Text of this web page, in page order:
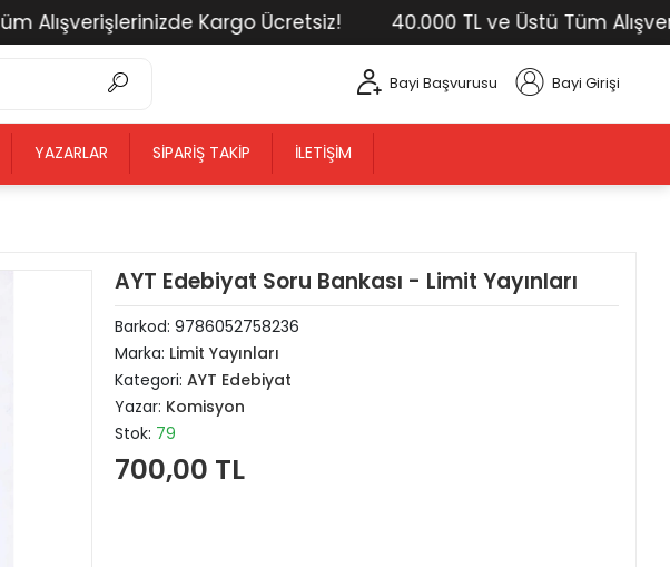
Kargo Ücretsiz! 40.000 TL ve Üstü Tüm
Bayi Başvurusu Bayi Girişi
YAZARLAR SIPARIŞ TAKIP İLETIŞIM
AYT Edebiyat Soru Bankası - Limit Yayınları
Barkod: 9786052758236
Marka: Limit Yayınları
Kategori: AYT Edebiyat
Yazar: Komisyon
Stok: 79
700,00 TL